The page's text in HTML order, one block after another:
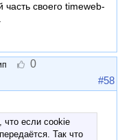
своего timeweb-
0
#58
что если cookie
Так что